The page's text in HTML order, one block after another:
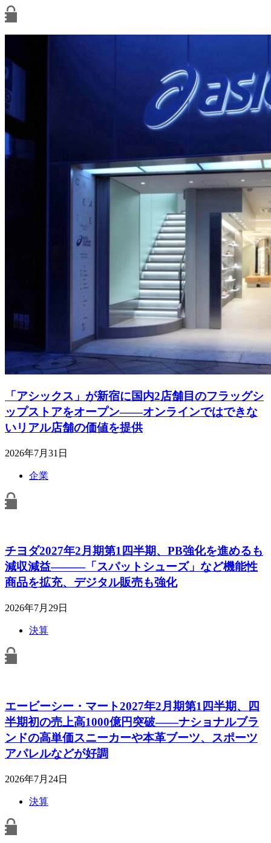
「アシックス」が新宿に国内2店舗目のフラッグシ
ップストアをオープン――オンラインではできな
いリアル店舗の価値を提供
2026年7月31日
企業
チヨダ2027年2月期第1四半期、PB強化を進めるも
減収減益―――「スパットシューズ」など機能性
商品を拡充、デジタル販売も強化
2026年7月29日
決算
エービーシー・マート2027年2月期第1四半期、四
半期初の売上高1000億円突破――ナショナルブラ
ンドの高単価スニーカーや本革ブーツ、スポーツ
アパレルなどが好調
2026年7月24日
決算